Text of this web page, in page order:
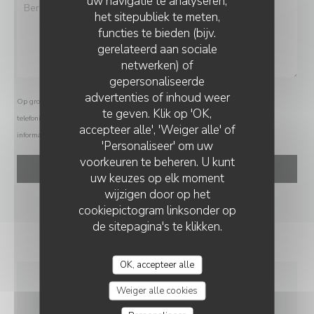
het sitepubliek te meten,
functies te bieden (bijv.
gerelateerd aan sociale
netwerken) of
gepersonaliseerde
advertenties of inhoud weer
te geven. Klik op 'OK,
accepteer alle', 'Weiger alle' of
'Personaliseer' om uw
voorkeuren te beheren. U kunt
uw keuzes op elk moment
wijzigen door op het
cookiepictogram linksonder op
de sitepagina's te klikken.
OK, accepteer alle
Weiger alle cookies
Op grond van de privacywetgeving heeft u het recht om u af te melden voor
telefonische marketing via het Bel-me-niet Register: bel-me-niet.nl
informatie over hoe wij uw gegevens verwerken, zie ons privacybeleid
ALGEMENE
COMPAÑERO KITCHEN & COCKTAILS